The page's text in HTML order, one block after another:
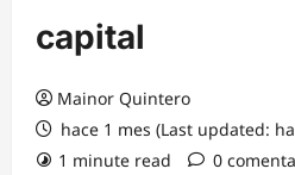
capital
Mainor Quintero
hace 1 mes (Last updated:
1 minute read
0